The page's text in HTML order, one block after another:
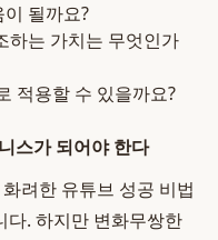
될까요?
하는 가치는 무엇인가
적용할 수 있을까요?
스가 되어야 한다
려한 유튜브 성공 비법
다. 하지만 변화무쌍한